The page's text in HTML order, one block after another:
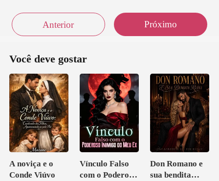
Anterior Próximo
Você deve gostar
A noviça e o
Conde Viúvo
Vínculo Falso
com o Poderoso
Don Romano e
sua bendita